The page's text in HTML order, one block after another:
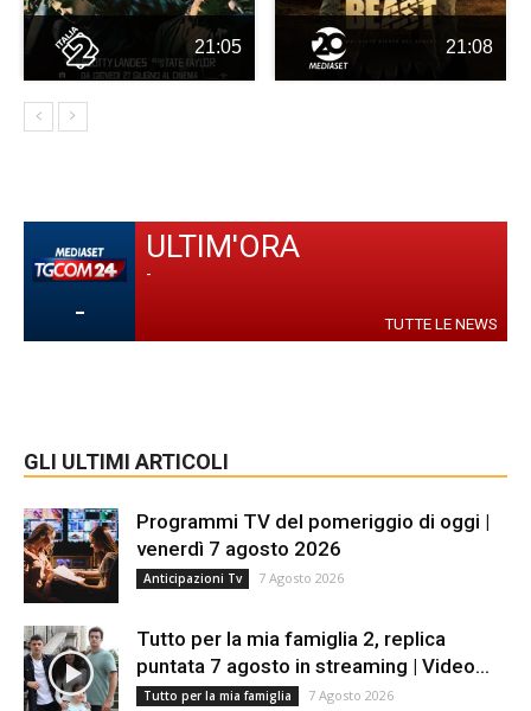
21:05 21:08
-
ULTIM'ORA
-
TUTTE LE NEWS
GLI ULTIMI ARTICOLI
Programmi TV del pomeriggio di oggi |
venerdì 7 agosto 2026
Anticipazioni Tv 7 Agosto 2026
Tutto per la mia famiglia 2, replica
puntata 7 agosto in streaming | Video...
Tutto per la mia famiglia 7 Agosto 2026